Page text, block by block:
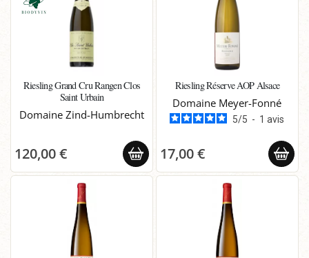
Riesling Grand Cru Rangen Clos
Saint Urbain
Domaine Zind-Humbrecht
120,00 €
Riesling Réserve AOP Alsace
Domaine Meyer-Fonné
5/5 - 1avis
17,00 €